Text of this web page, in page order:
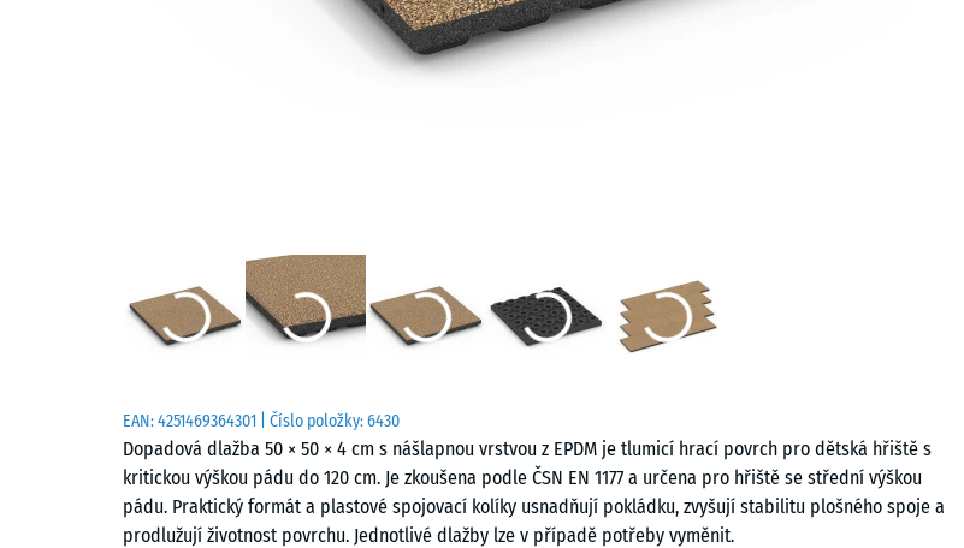
EAN:4251469364301 | Číslo položky:6430
Dopadová dlažba 50 × 50 × 4 cm s nášlapnou vrstvou z EPDM je tlumicí hrací povrch pro dětská hřiště s
kritickou výškou pádu do 120 cm. Je zkoušena podle ČSN EN 1177 a určena pro hřiště se střední výškou
pádu. Praktický formát a plastové spojovací kolíky usnadňují pokládku, zvyšují stabilitu plošného spoje a
prodlužují životnost povrchu. Jednotlivé dlažby lze v případě potřeby vyměnit.